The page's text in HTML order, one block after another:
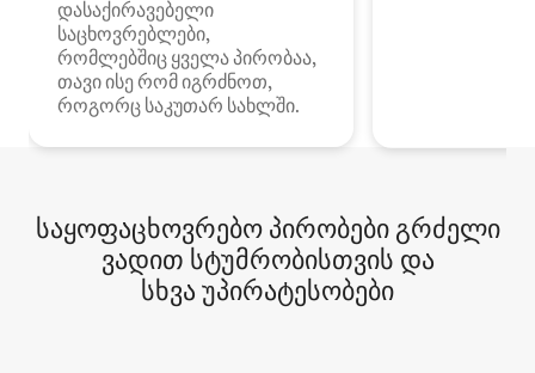
დასაქირავებელი
საცხოვრებლები,
რომლებშიც ყველა პირობაა,
თავი ისე რომ იგრძნოთ,
როგორც საკუთარ სახლში.
საყოფაცხოვრებო პირობები გრძელი
ვადით სტუმრობისთვის და
სხვა უპირატესობები